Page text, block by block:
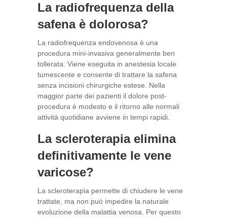
La radiofrequenza della
safena è dolorosa?
La radiofrequenza endovenosa è una
procedura mini-invasiva generalmente ben
tollerata. Viene eseguita in anestesia locale
tumescente e consente di trattare la safena
senza incisioni chirurgiche estese. Nella
maggior parte dei pazienti il dolore post-
procedura è modesto e il ritorno alle normali
attività quotidiane avviene in tempi rapidi.
La scleroterapia elimina
definitivamente le vene
varicose?
La scleroterapia permette di chiudere le vene
trattate, ma non può impedire la naturale
evoluzione della malattia venosa. Per questo